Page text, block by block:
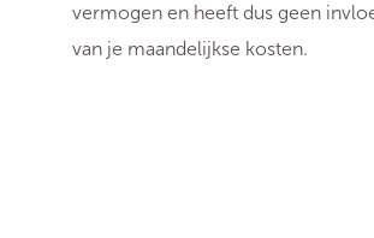
vermogen en heeft dus geen
van je maandelijkse kosten.